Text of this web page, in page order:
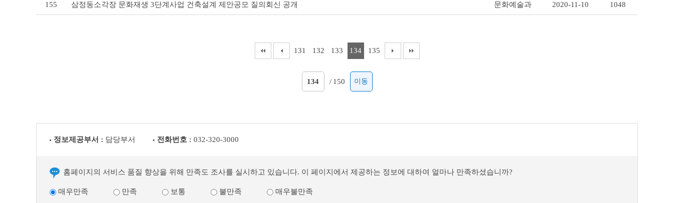
155 삼정동소각장 문화재생 3단계사업 건축설계 제안공모 질의회신 공개 문화예술과 2020-11-10 1048
131 132 133 134 135
/ 150 이동
정보제공부서 : 담당부서 전화번호 : 032-320-3000
홈페이지의 서비스 품질 향상을 위해 만족도 조사를 실시하고 있습니다. 이 페이지에서 제공하는 정보에 대하여 얼마나 만족하셨습니까?
매우만족 만족 보통 불만족 매우불만족